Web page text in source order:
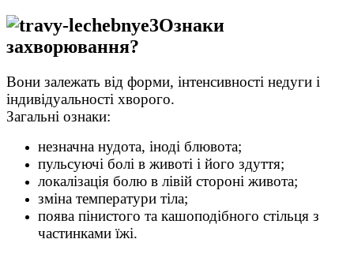
Ознаки
захворювання?
Вони залежать від форми, інтенсивності недуги і
індивідуальності хворого.
Загальні ознаки:
незначна нудота, іноді блювота;
пульсуючі болі в животі і його здуття;
локалізація болю в лівій стороні живота;
зміна температури тіла;
поява пінистого та кашоподібного стільця з
частинками їжі.